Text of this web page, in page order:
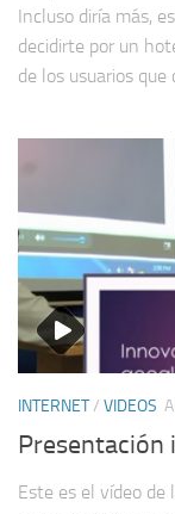
Incluso diría más,
decidirte por un
de los usuarios
INTERNET/ VIDEOS
Presentación
Este es el vídeo